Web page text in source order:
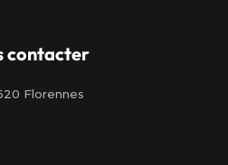
contacter
Florennes